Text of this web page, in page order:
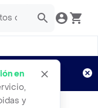
en
y
Aplican TyC